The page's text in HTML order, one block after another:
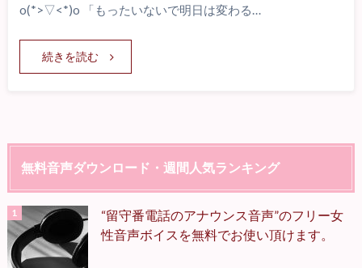
o(*>▽<*)o 「もったいないで明日は変わる…
続きを読む
無料音声ダウンロード・週間人気ランキング
“留守番電話のアナウンス音声”のフリー女
性音声ボイスを無料でお使い頂けます。